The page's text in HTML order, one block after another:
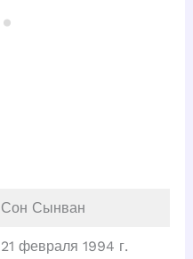
Сон Сынван
21 февраля 1994 г.